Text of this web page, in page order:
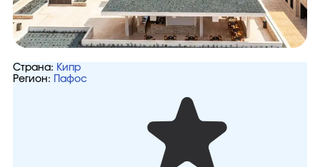
Страна: Кипр
Регион:
Пафос